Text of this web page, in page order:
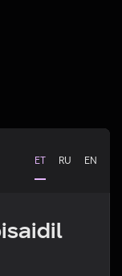
ET RU EN